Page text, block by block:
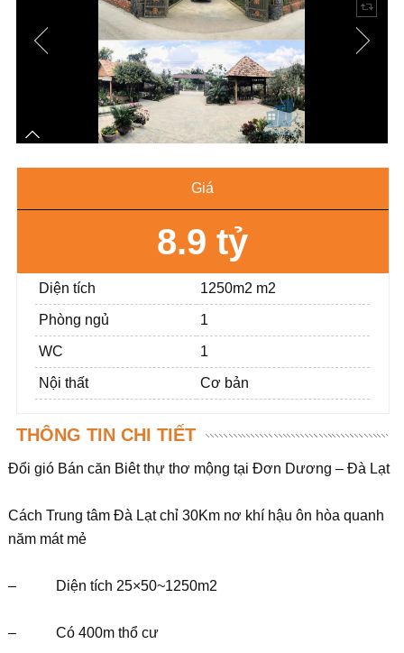
Giá
8.9 tỷ
Diện tích 1250m2 m2
Phòng ngủ 1
WC 1
Nội thất Cơ bản
THÔNG TIN CHI TIẾT
Đổi gió Bán căn Biêt thự thơ mộng tại Đơn Dương – Đà Lạt
Cách Trung tâm Đà Lạt chỉ 30Km nơ khí hậu ôn hòa quanh
năm mát mẻ
– Diện tích 25×50~1250m2
– Có 400m thổ cư